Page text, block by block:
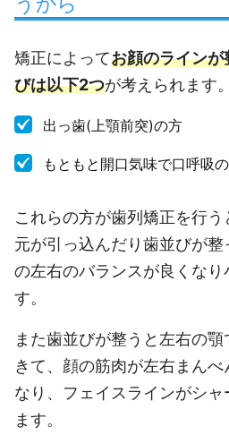
矯正によってお顔のライン
びは以下2つが考えられます。
出っ歯(上顎前突)の方
もともと開口気味で口呼吸
これらの方が歯列矯正を行
元が引っ込んだり歯並びが
の左右のバランスが良くな
す。
また歯並びが整うと左右の
きて、顔の筋肉が左右まん
なり、フェイスラインがシャ
ます。